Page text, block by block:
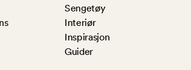
Sengetøy
Interiør
Inspirasjon
Guider